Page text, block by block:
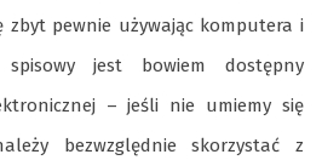
zbyt pewnie używając komputera i
jest bowiem dostępny
– jeśli nie umiemy się
bezwzględnie skorzystać z